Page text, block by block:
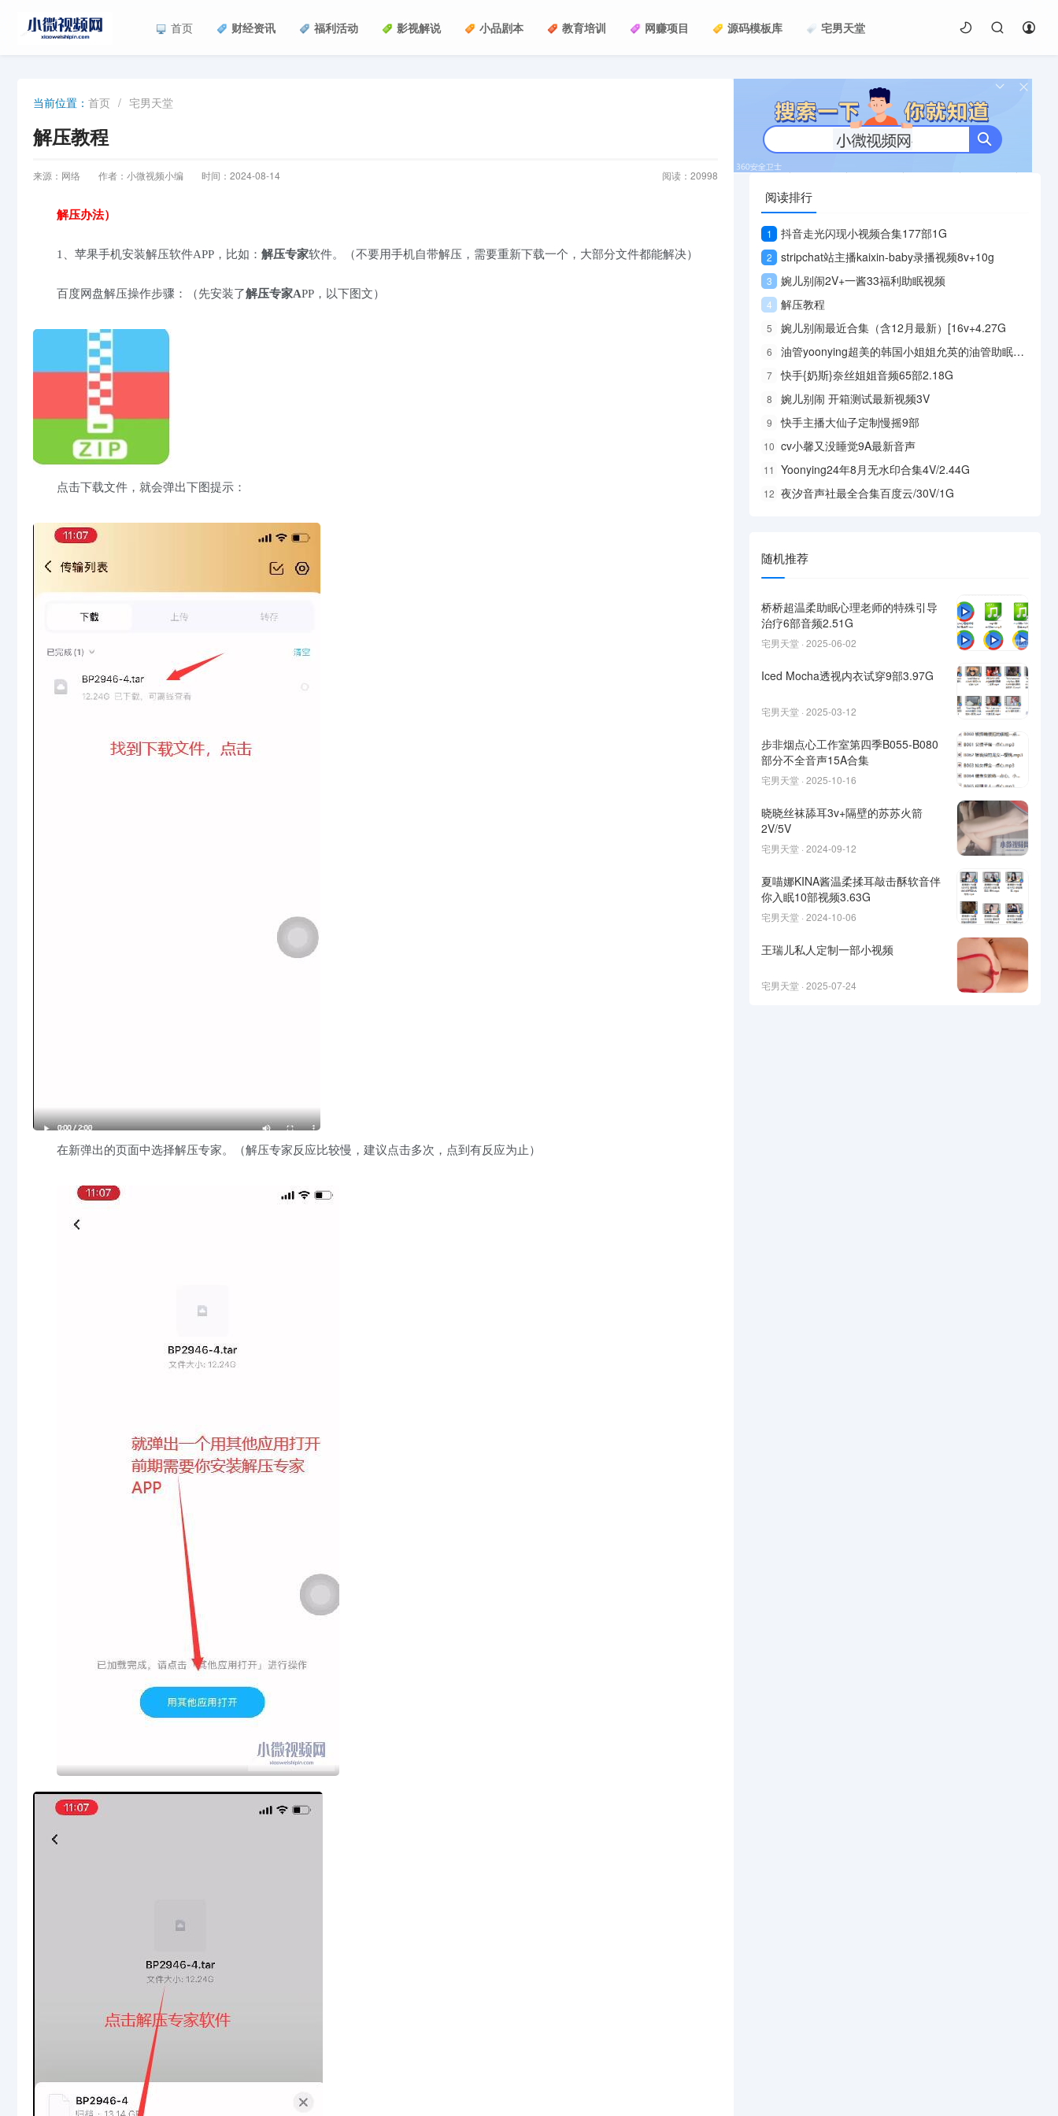
首页 财经资讯 福利活动 影视解说 小品剧本 教育培训 网赚项目 源码模板库 宅男天堂
当前位置： 首页 / 宅男天堂
解压教程
来源：网络 作者：小微视频小编 时间：2024-08-14 阅读： 20998
解压办法）
1、苹果手机安装解压软件APP，比如： 解压专家软件。（不要用手机自带解压，需要重新下载一个，大部分文件都能解决）
百度网盘解压操作步骤：（先安装了解压专家APP，以下图文）
点击下载文件，就会弹出下图提示：
在新弹出的页面中选择解压专家。（解压专家反应比较慢，建议点击多次，点到有反应为止）
阅读排行
1 抖音走光闪现小视频合集177部1G
2 stripchat站主播kaixin-baby录播视频8v+10g
3 婉儿别闹2V+一酱33福利助眠视频
4 解压教程
5 婉儿别闹最近合集（含12月最新）[16v+4.27G
6 油管yoonying超美的韩国小姐姐允英的油管助眠合集9V视频
7 快手{奶斯}奈丝姐姐音频65部2.18G
8 婉儿别闹 开箱测试最新视频3V
9 快手主播大仙子定制慢摇9部
10 cv小馨又没睡觉9A最新音声
11 Yoonying24年8月无水印合集4V/2.44G
12 夜汐音声社最全合集百度云/30V/1G
随机推荐
桥桥超温柔助眠心理老师的特殊引导
治疗6部音频2.51G
宅男天堂 · 2025-06-02
Iced Mocha透视内衣试穿9部3.97G
宅男天堂 · 2025-03-12
步非烟点心工作室第四季B055-B080
部分不全音声15A合集
宅男天堂 · 2025-10-16
晓晓丝袜舔耳3v+隔壁的苏苏火箭
2V/5V
宅男天堂 · 2024-09-12
夏喵娜KINA酱温柔揉耳敲击酥软音伴
你入眠10部视频3.63G
宅男天堂 · 2024-10-06
王瑞儿私人定制一部小视频
宅男天堂 · 2025-07-24